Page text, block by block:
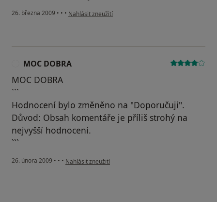
26. března 2009 • • • podle názoru uživatele Pacient
Nahlásit zneužití
MOC DOBRA
MOC DOBRA
```
Hodnocení bylo změněno na "Doporučuji".
Důvod: Obsah komentáře je příliš strohý na
nejvyšší hodnocení.
```
26. února 2009 • • • podle názoru uživatele MOC DOBRA
Nahlásit zneužití